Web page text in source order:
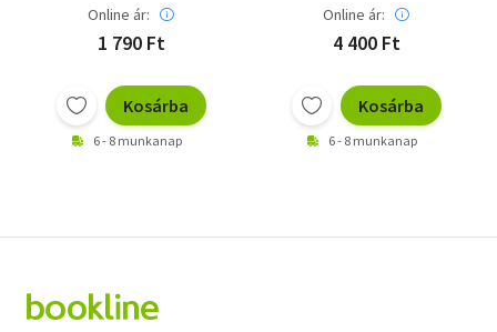
Online ár:
1 790 Ft
Kosárba
6 - 8 munkanap
Online ár:
4 400 Ft
Kosárba
6 - 8 munkanap